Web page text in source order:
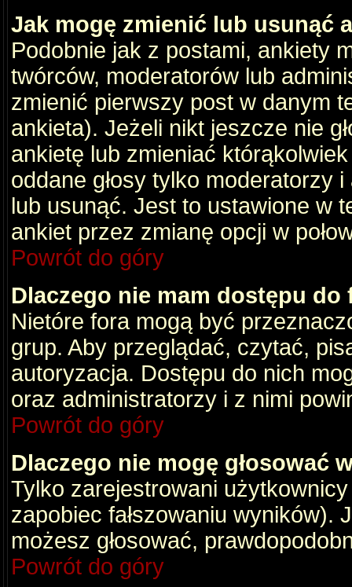
Jak mogę zmienić lub usunąć
Podobnie jak z postami, ankiety
twórców, moderatorów lub
zmienić pierwszy post w danym
ankieta). Jeżeli nikt jeszcze nie
ankietę lub zmieniać
oddane głosy tylko moderatorzy
lub usunąć. Jest to ustawione w
ankiet przez zmianę opcji w
Powrót do góry
Dlaczego nie mam dostępu do
Nietóre fora mogą być
grup. Aby przeglądać, czytać,
autoryzacja. Dostępu do nich
oraz administratorzy i z nimi
Powrót do góry
Dlaczego nie mogę głosować
Tylko zarejestrowani
zapobiec fałszowaniu wyników).
możesz głosować,
Powrót do góry